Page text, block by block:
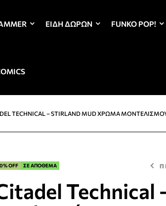
ΕΊΔΗ ΔΏΡΩΝ FUNKO POP!
TECHNICAL – STIRLAND MUD ΧΡΏΜΑ
OFF ΣΕ ΑΠΟΘΕΜΑ
Technical